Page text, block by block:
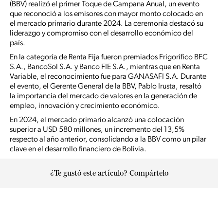
(BBV) realizó el primer Toque de Campana Anual, un evento
que reconoció a los emisores con mayor monto colocado en
el mercado primario durante 2024. La ceremonia destacó su
liderazgo y compromiso con el desarrollo económico del
país.
En la categoría de Renta Fija fueron premiados Frigorífico BFC
S.A., BancoSol S.A. y Banco FIE S.A., mientras que en Renta
Variable, el reconocimiento fue para GANASAFI S.A. Durante
el evento, el Gerente General de la BBV, Pablo Irusta, resaltó
la importancia del mercado de valores en la generación de
empleo, innovación y crecimiento económico.
En 2024, el mercado primario alcanzó una colocación
superior a USD 580 millones, un incremento del 13,5%
respecto al año anterior, consolidando a la BBV como un pilar
clave en el desarrollo financiero de Bolivia.
¿Te gustó este artículo? Compártelo